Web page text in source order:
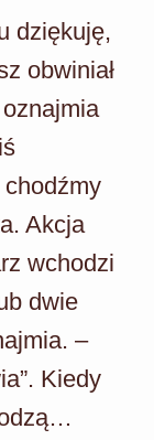
dziękuję,
obwiniał
chodźmy
Akcja
wchodzi
dwie
–
Kiedy